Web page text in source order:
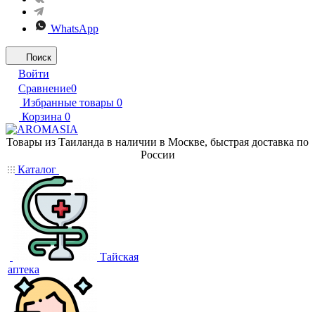
WhatsApp
Поиск
Войти
Сравнение0
Избранные товары 0
Корзина 0
Товары из Таиланда в наличии в Москве, быстрая доставка по
России
Каталог
Тайская
аптека